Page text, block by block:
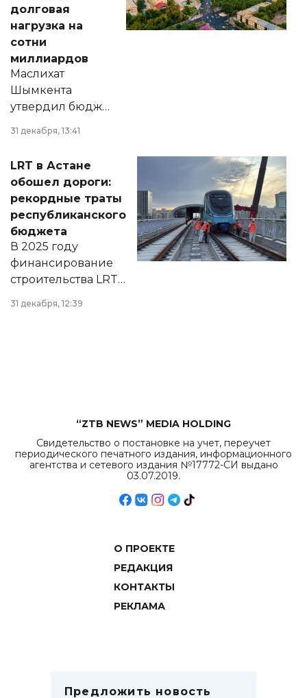
долговая
нагрузка на
сотни
миллиардов
Маслихат
Шымкента
утвердил бюджет
города на 2026–
2028 годы.
документ
появился в базе
нормативных
правовых актов и
на сайте маслихат
города.
31 декабря, 13:41
LRT в Астане
обошел дороги:
рекордные траты
республиканского
бюджета
В 2025 году
финансирование
строительства LRT
в Астане из
республиканского
31 декабря, 12:39
“ZTB NEWS” MEDIA HOLDING
Свидетельство о постановке на учет, переучет
периодического печатного издания, информационного
агентства и сетевого издания №17772-СИ выдано
03.07.2019.
О ПРОЕКТЕ
РЕДАКЦИЯ
КОНТАКТЫ
РЕКЛАМА
Предложить новость